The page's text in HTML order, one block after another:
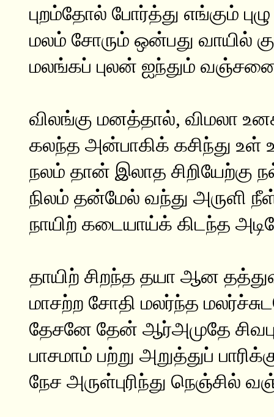
புறம்தோல் போர்த்து எங்கும் புழு
மலம் சோரும் ஒன்பது வாயில்
மலங்கப் புலன் ஐந்தும்
விலங்கு மனத்தால், விமலா
கலந்த அன்பாகிக் கசிந்து உள்
நலம் தான் இலாத சிறியேற்கு
நிலம் தன்மேல் வந்து அருளி
நாயிற் கடையாய்க் கிடந்த
தாயிற் சிறந்த தயா ஆன
மாசற்ற சோதி மலர்ந்த
தேசனே தேன் ஆர்அமுதே
பாசமாம் பற்று அறுத்துப்
நேச அருள்புரிந்து நெஞ்சில்